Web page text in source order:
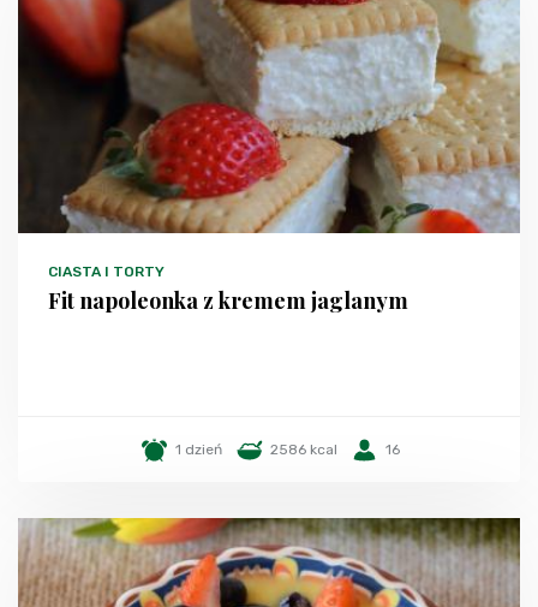
CIASTA I TORTY
Fit napoleonka z kremem jaglanym
1 dzień 2586 kcal 16